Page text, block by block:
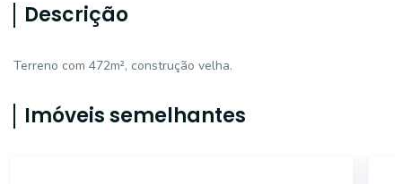
Descrição
Terreno com 472m², construção velha.
Imóveis semelhantes